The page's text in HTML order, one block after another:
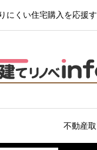
にくい住宅購入を応援
不動産